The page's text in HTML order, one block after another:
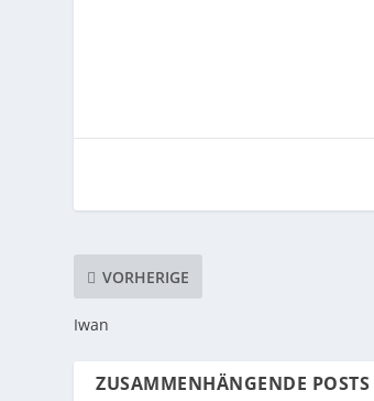
VORHERIGE
Iwan
ZUSAMMENHÄNGENDE POSTS